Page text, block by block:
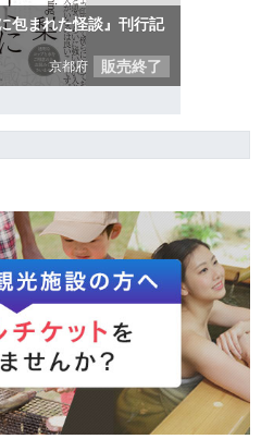
包まれた怪談』刊行記
京都府 販売終了